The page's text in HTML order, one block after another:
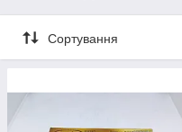
Сортування